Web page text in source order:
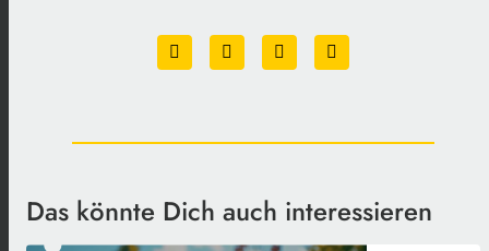
Das könnte Dich auch interessieren